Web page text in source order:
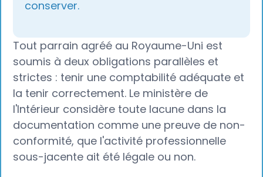
conserver.
Tout parrain agréé au Royaume-Uni est
soumis à deux obligations parallèles et
strictes : tenir une comptabilité adéquate et
la tenir correctement. Le ministère de
l'Intérieur considère toute lacune dans la
documentation comme une preuve de non-
conformité, que l'activité professionnelle
sous-jacente ait été légale ou non.